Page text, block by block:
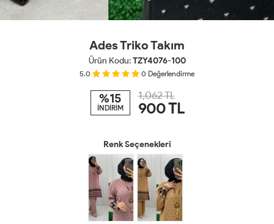
Ades Triko Takım
Ürün Kodu:TZY4076-100
5.0 0 Değerlendirme
%15
İNDİRİM
1,062 TL
900TL
Renk Seçenekleri